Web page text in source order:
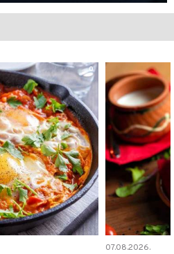
0
07.08.2026.